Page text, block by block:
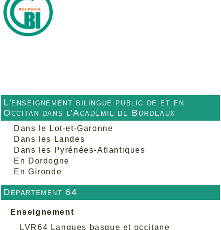
L'enseignement bilingue public de et en
Occitan dans l'Académie de Bordeaux
Dans le Lot-et-Garonne
Dans les Landes
Dans les Pyrénées-Atlantiques
En Dordogne
En Gironde
Département 64
Enseignement
LVR64 Langues basque et occitane